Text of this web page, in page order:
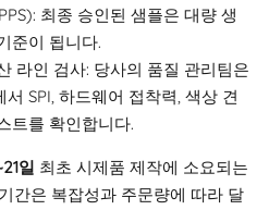
최종 승인된 샘플은 대량 생
준이 됩니다.
라인 검사: 당사의 품질 관리팀은
SPI, 하드웨어 접착력, 색상 견
트를 확인합니다.
일 최초 시제품 제작에 소요되는
간은 복잡성과 주문량에 따라 달